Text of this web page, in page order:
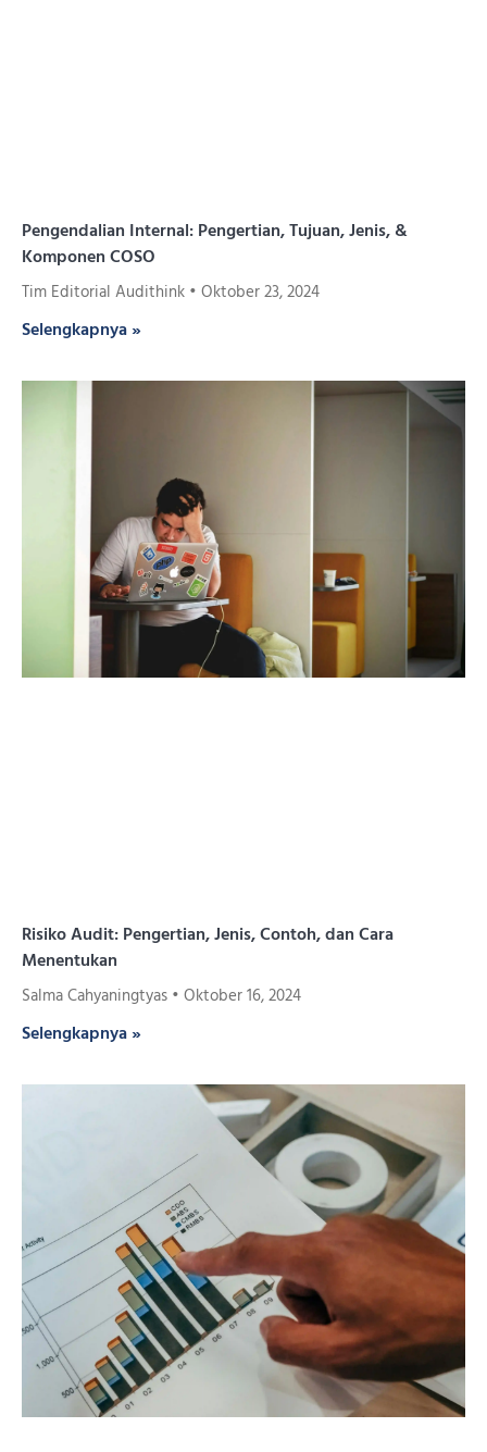
Pengendalian Internal: Pengertian, Tujuan, Jenis, &
Komponen COSO
Tim Editorial Audithink Oktober 23, 2024
Selengkapnya »
Risiko Audit: Pengertian, Jenis, Contoh, dan Cara
Menentukan
Salma Cahyaningtyas Oktober 16, 2024
Selengkapnya »